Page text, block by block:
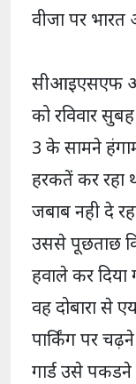
वीजा पर भारत
सीआइएसएफ
को रविवार
3 के सामने
हरकतें कर रहा
जबाब नही दे
उससे पूछताछ
हवाले कर
वह दोबारा से
पार्किंग पर
गार्ड उसे